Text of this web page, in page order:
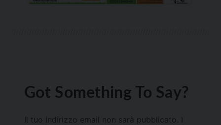
Got Something To Say?
Il tuo indirizzo email non sarà pubblicato.